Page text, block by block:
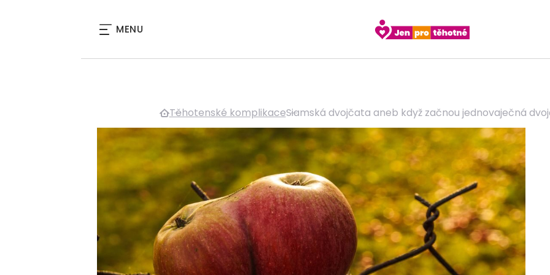
MENU
Těhotenské komplikaceSiamská dvojčata aneb když začnou jednovaječná